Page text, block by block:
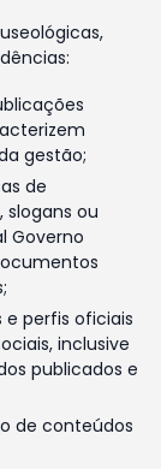
gestão;
de
ou
Governo
perfis oficiais
inclusive
publicados e
de conteúdos